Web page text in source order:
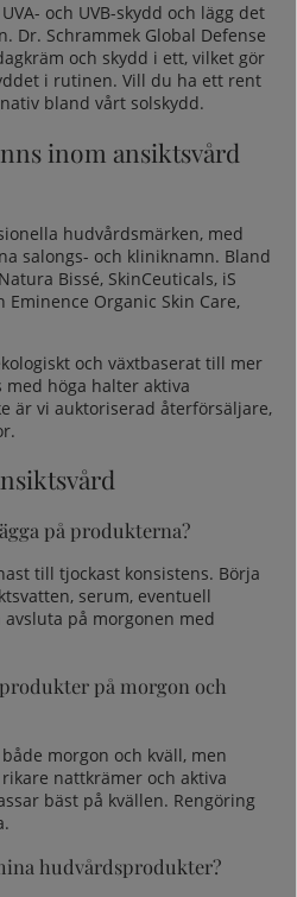
och UVB-skydd och lägg det
Dr. Schrammek Global Defense
och skydd i ett, vilket gör
i rutinen. Vill du ha ett rent
bland vårt solskydd.
inom ansiktsvård
hudvårdsmärken, med
salongs- och kliniknamn. Bland
Bissé, SkinCeuticals, iS
Eminence Organic Skin Care,
och växtbaserat till mer
med höga halter aktiva
är vi auktoriserad återförsäljare,
på produkterna?
till tjockast konsistens. Börja
serum, eventuell
på morgonen med
på morgon och
morgon och kväll, men
nattkrämer och aktiva
bäst på kvällen. Rengöring
hudvårdsprodukter?